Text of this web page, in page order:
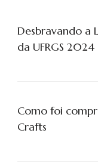
Desbravando a
da UFRGS 2024
Como foi
Crafts